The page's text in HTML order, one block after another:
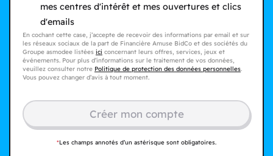
mes centres d'intérêt et mes ouvertures et clics
d'emails
En cochant cette case, j’accepte de recevoir des informations par email et sur
les réseaux sociaux de la part de Financière Amuse BidCo et des sociétés du
Groupe asmodee listées ici concernant leurs offres, services, jeux et
événements. Pour plus d’informations sur le traitement de vos données,
veuillez consulter notre Politique de protection des données personnelles.
Vous pouvez changer d’avis à tout moment.
Créer mon compte​
*Les champs annotés d’un astérisque sont obligatoires.